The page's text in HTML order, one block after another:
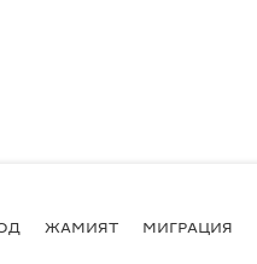
ЖАМИЯТ МИГРАЦИЯ